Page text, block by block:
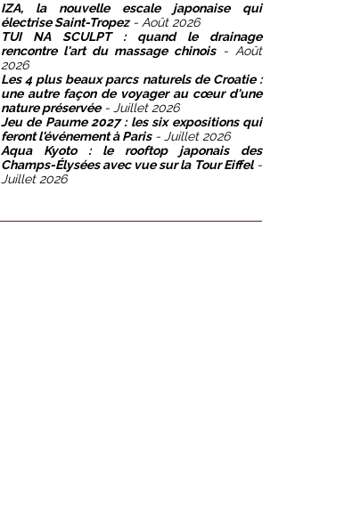
IZA, la nouvelle escale japonaise qui
électrise Saint-Tropez- Août 2026
TUI NA SCULPT : quand le drainage
rencontre l'art du massage chinois- Août
2026
Les 4 plus beaux parcs naturels de Croatie :
une autre façon de voyager au cœur d'une
nature préservée- Juillet 2026
Jeu de Paume 2027 : les six expositions qui
feront l'événement à Paris- Juillet 2026
Aqua Kyoto : le rooftop japonais des
Champs-Élysées avec vue sur la Tour Eiffel-
Juillet 2026